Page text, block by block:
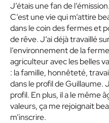
J’étais une fan de
C’est une vie qui m’attire
dans le coin des fermes et
de rêve. J’ai déjà travaillé
l’environnement de la
agriculteur avec les belles
: la famille, honnêteté,
dans le profil de Guillaume.
profil. En plus, il a le même
valeurs, ça me rejoignait
m’inscrire.